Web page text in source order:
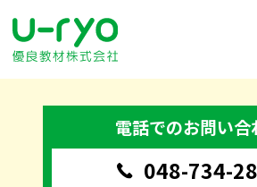
電話でのお問い合
048-734-